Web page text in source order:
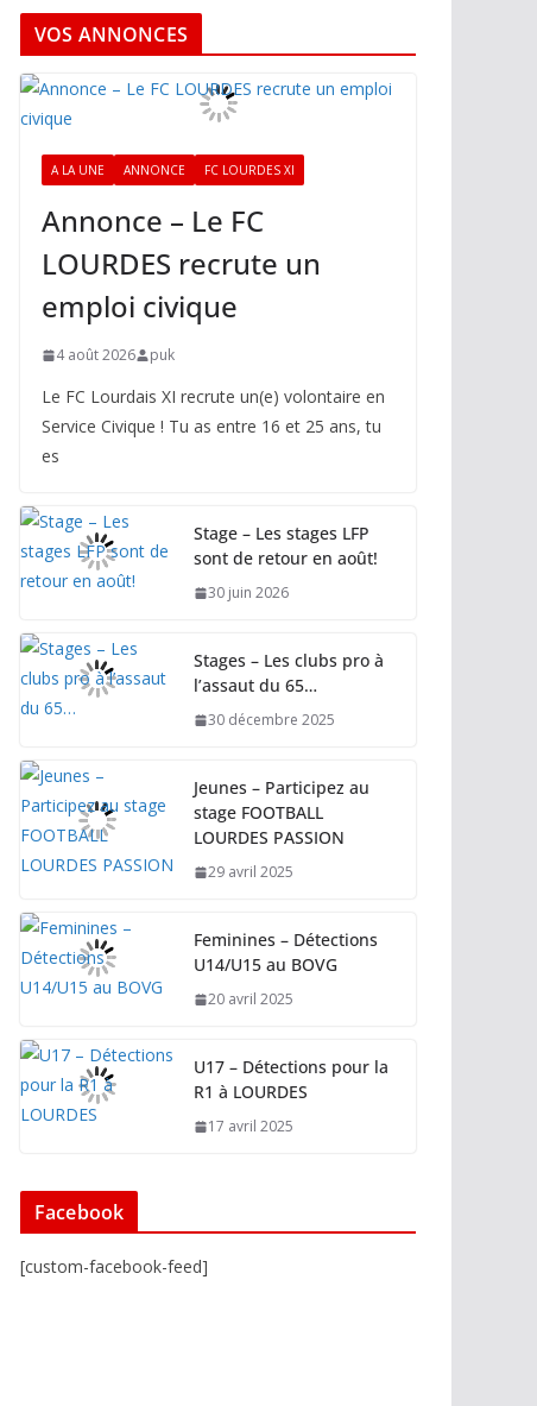
VOS ANNONCES
A LA UNE ANNONCE FC LOURDES XI
Annonce – Le FC
LOURDES recrute un
emploi civique
4 août 2026 puk
Le FC Lourdais XI recrute un(e) volontaire en
Service Civique ! Tu as entre 16 et 25 ans, tu
es
Stage – Les stages LFP
sont de retour en août!
30 juin 2026
Stages – Les clubs pro à
l’assaut du 65…
30 décembre 2025
Jeunes – Participez au
stage FOOTBALL
LOURDES PASSION
29 avril 2025
Feminines – Détections
U14/U15 au BOVG
20 avril 2025
U17 – Détections pour la
R1 à LOURDES
17 avril 2025
Facebook
[custom-facebook-feed]